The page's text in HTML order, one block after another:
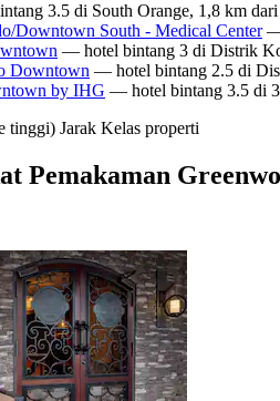
3.5 di South Orange, 1,8 km
Downtown South - Medical Center—
— hotel bintang 3 di Distrik
Downtown — hotel bintang 2.5 di
by IHG — hotel bintang 3.5 di
tinggi) Jarak Kelas properti
Pemakaman